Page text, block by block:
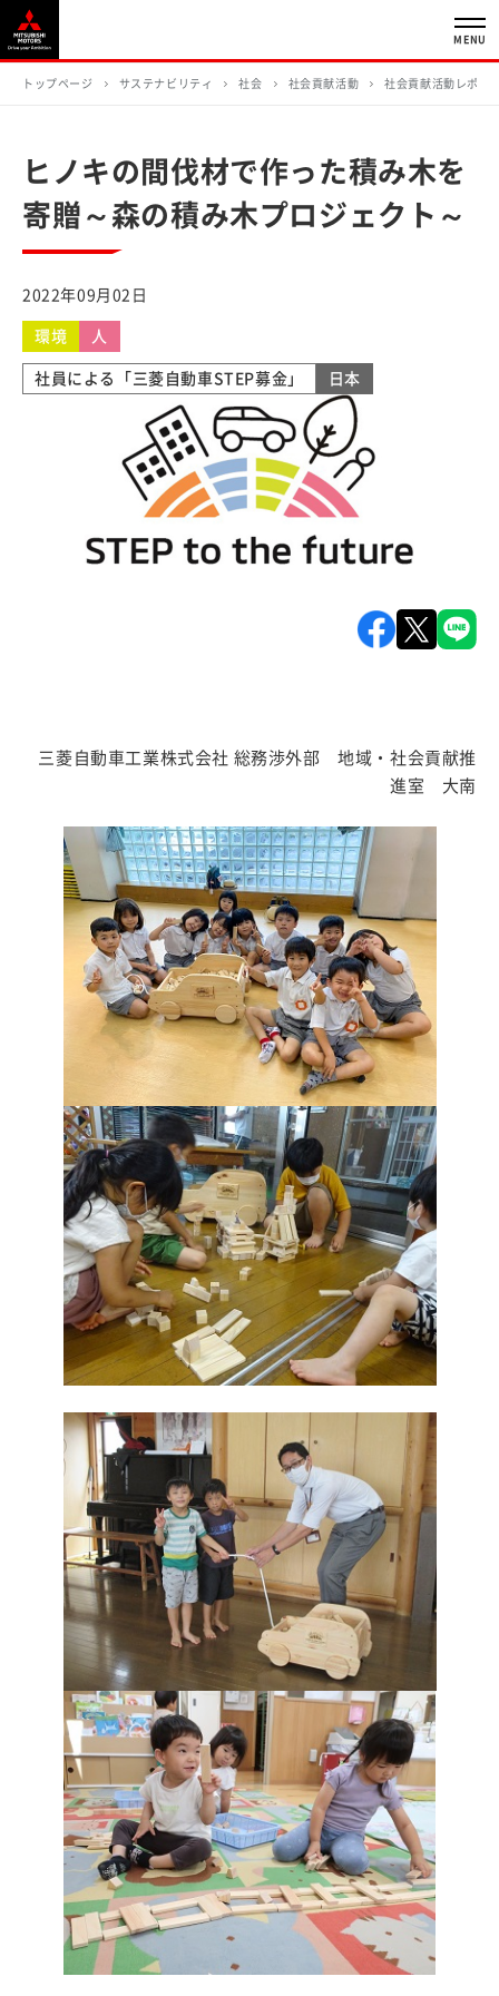
MENU
トップページ サステナビリティ 社会 社会貢献活動 社会貢献活動レポー
ヒノキの間伐材で作った積み木を
寄贈～森の積み木プロジェクト～
2022年09月02日
環境 人
社員による「三菱自動車STEP募金」 日本
三菱自動車工業株式会社 総務渉外部 地域・社会貢献推
進室 大南